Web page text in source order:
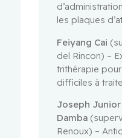
les plaques
Feiyang Cai
del Rincon) –
trithérapie
difficiles à
Joseph Junior
Damba
Renoux) –